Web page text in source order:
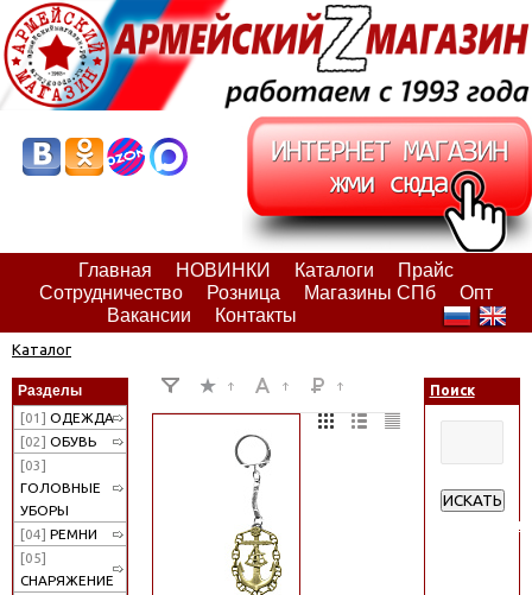
Главная НОВИНКИ Каталоги
Прайс
Сотрудничество
Розница Магазины СПб
Опт
Вакансии
Контакты
Каталог
Разделы
[01] ОДЕЖДА
[02] ОБУВЬ
[03]
ГОЛОВНЫЕ
УБОРЫ
[04] РЕМНИ
[05]
СНАРЯЖЕНИЕ
Поиск
ИСКАТЬ